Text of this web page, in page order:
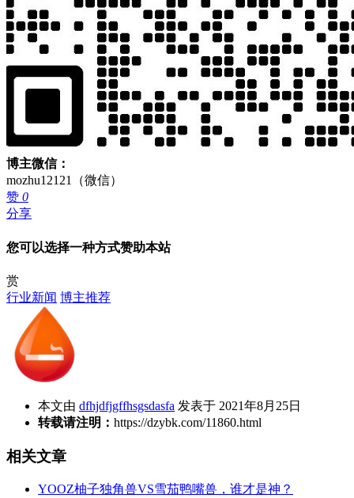
博主微信：
mozhu12121（微信）
赞 0
分享
您可以选择一种方式赞助本站
赏
行业新闻 博主推荐
本文由 dfhjdfjgffhsgsdasfa 发表于 2021年8月25日
转载请注明： https://dzybk.com/11860.html
相关文章
YOOZ柚子独角兽VS雪茄鸭嘴兽，谁才是神？